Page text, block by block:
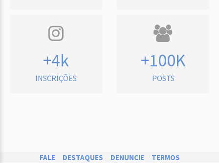
+4k
INSCRIÇÕES
+100K
POSTS
FALE DESTAQUES DENUNCIE TERMOS